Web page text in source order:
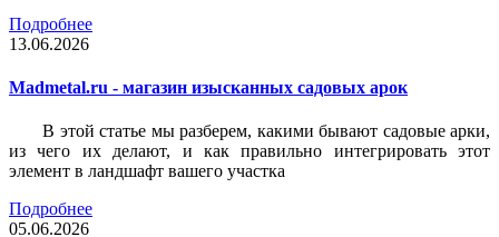
Подробнее
13.06.2026
Madmetal.ru - магазин изысканных садовых арок
В этой статье мы разберем, какими бывают садовые арки,
из чего их делают, и как правильно интегрировать этот
элемент в ландшафт вашего участка
Подробнее
05.06.2026